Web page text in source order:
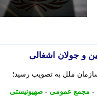
ملل به تصویب رسید؛
- مجمع عمومی - صهیونیستی